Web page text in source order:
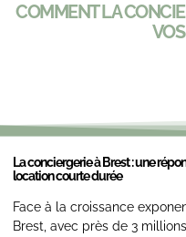
COMMENT LA
La conciergerie à Brest : une
location courte durée
Face à la croissance
Brest, avec près de 3